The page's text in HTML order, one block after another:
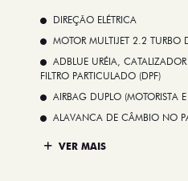
DIREÇÃO ELÉTRICA
MOTOR MULTIJET 2.2 TURBO
ADBLUE URÉIA, CATALIZADOR
FILTRO PARTICULADO (DPF)
AIRBAG DUPLO (MOTORISTA E
ALAVANCA DE CÂMBIO NO
VER MAIS